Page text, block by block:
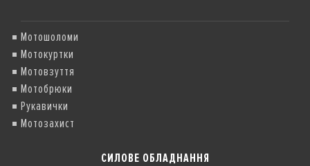
Мотошоломи
Мотокуртки
Мотовзуття
Мотобрюки
Рукавички
Мотозахист
СИЛОВЕ ОБЛАДНАННЯ